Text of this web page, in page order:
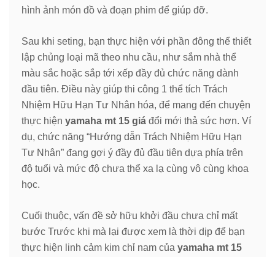
hình ảnh món đồ và đoạn phim để giúp đỡ.
Sau khi seting, bạn thực hiện với phần đông thể thiết
lập chủng loại mã theo nhu cầu, như sắm nhà thể
màu sắc hoặc sắp tới xếp đầy đủ chức năng dành
đầu tiên. Điều này giúp thi công 1 thể tích Trách
Nhiệm Hữu Hạn Tư Nhân hóa, để mang đến chuyện
thực hiện yamaha mt 15 giá đổi mới thả sức hơn. Ví
dụ, chức năng “Hướng dẫn Trách Nhiệm Hữu Hạn
Tư Nhân” đang gợi ý đầy đủ đầu tiên dựa phía trên
độ tuổi và mức độ chưa thể xa lạ cùng vô cùng khoa
học.
Cuối thuộc, vấn đề sở hữu khởi đầu chưa chỉ mất
bước Trước khi mà lại được xem là thời dịp để bạn
thực hiện linh cảm kim chỉ nam của yamaha mt 15